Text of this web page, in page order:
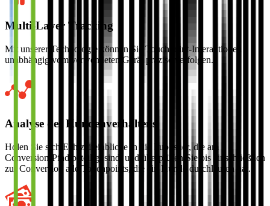
Multi-Layer Tracking
Mit unserer Technologie können Sie Touchpoint-Interaktionen
unabhängig vom verwendeten Gerät präzise verfolgen.
Analyse des Kundenverhaltens
Holen Sie sich Echtzeiteinblicke in die Publisher, die am
Conversion-Pfad beteiligt sind, und überprüfen Sie bis einschließlich
zur Conversion alle Touchpoints, die ein Kunde durchlaufen hat.